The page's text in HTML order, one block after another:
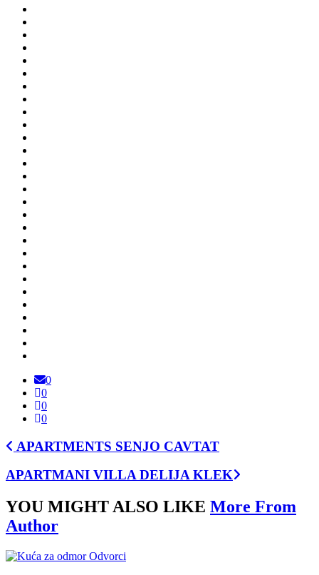
0
0
0
0
APARTMENTS SENJO CAVTAT
APARTMANI VILLA DELIJA KLEK
YOU MIGHT ALSO LIKE More From
Author